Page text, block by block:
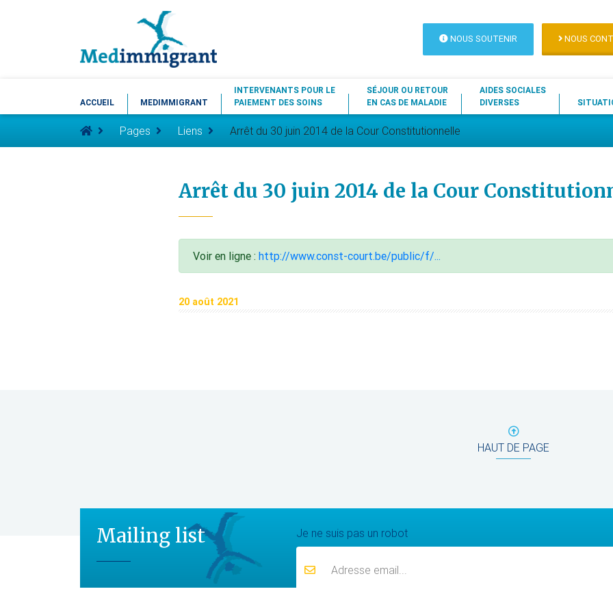
NOUS SOUTENIR NOUS
ACCUEIL MEDIMMIGRANT
INTERVENANTS POUR LE
PAIEMENT DES SOINS
SÉJOUR OU RETOUR
EN CAS DE MALADIE
AIDES SOCIALES
DIVERSES
Pages Liens Arrêt du 30 juin 2014 de la Cour Constitutionnelle
Arrêt du 30 juin 2014 de la Cour
Voir en ligne : http://www.const-court.be/public/f/...
20 août 2021
HAUT DE PAGE
Mailing list Je ne suis pas un robotMailing list